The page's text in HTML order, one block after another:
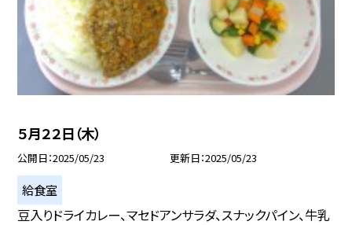
５月２２日（木）
公開日 2025/05/23 更新日 2025/05/23
給食室
豆入りドライカレー、マセドアンサラダ、スナックパイン、牛乳